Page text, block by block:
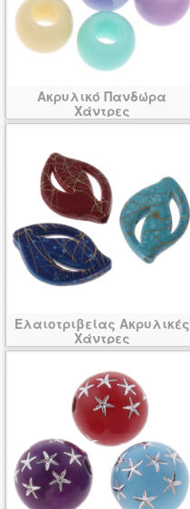
Ακρυλικό Πανδώρα
Χάντρες
Ελαιοτριβείας Ακρυλικές
Χάντρες